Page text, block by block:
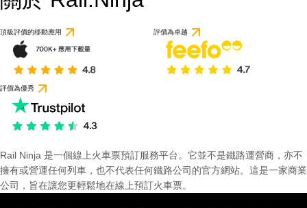
頂級評價的移動應用 評價為卓越
評價為優秀
Rail Ninja 是一個線上火車票預訂服務平台。它並不是鐵路運營商，亦不
擁有或營運任何列車，也不代表任何鐵路公司的官方網站。這是一家商業
公司，旨在讓您更輕鬆地在線上預訂火車票。